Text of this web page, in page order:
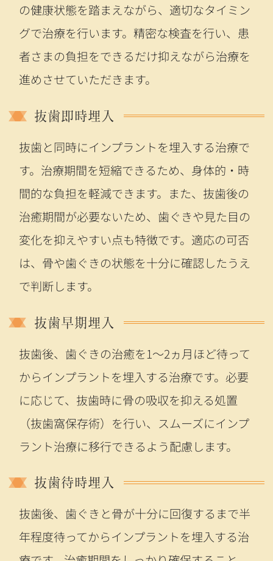
の健康状態を踏まえながら、適切なタイミン
グで治療を行います。精密な検査を行い、患
者さまの負担をできるだけ抑えながら治療を
進めさせていただきます。
抜歯即時埋入
抜歯と同時にインプラントを埋入する治療で
す。治療期間を短縮できるため、身体的・時
間的な負担を軽減できます。また、抜歯後の
治癒期間が必要ないため、歯ぐきや見た目の
変化を抑えやすい点も特徴です。適応の可否
は、骨や歯ぐきの状態を十分に確認したうえ
で判断します。
抜歯早期埋入
抜歯後、歯ぐきの治癒を1〜2ヵ月ほど待って
からインプラントを埋入する治療です。必要
に応じて、抜歯時に骨の吸収を抑える処置
（抜歯窩保存術）を行い、スムーズにインプ
ラント治療に移行できるよう配慮します。
抜歯待時埋入
抜歯後、歯ぐきと骨が十分に回復するまで半
年程度待ってからインプラントを埋入する治